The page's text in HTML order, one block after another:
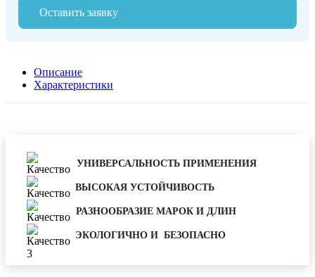
Оставить заявку
Описание
Характеристики
УНИВЕРСАЛЬНОСТЬ ПРИМЕНЕНИЯ
ВЫСОКАЯ УСТОЙЧИВОСТЬ
РАЗНООБРАЗИЕ МАРОК И ДЛИН
ЭКОЛОГИЧНО И БЕЗОПАСНО